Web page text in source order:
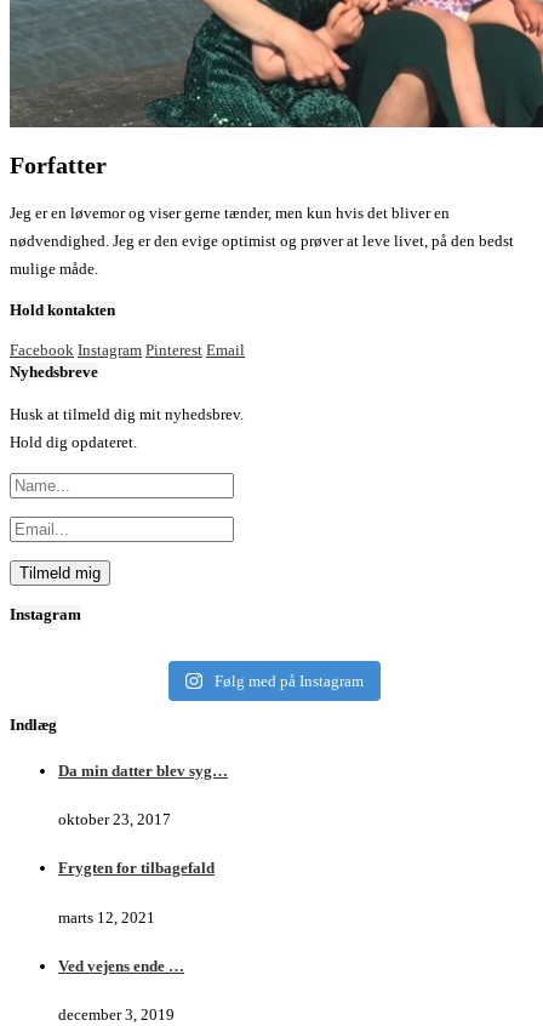
Forfatter
Jeg er en løvemor og viser gerne tænder, men kun hvis det bliver en
nødvendighed. Jeg er den evige optimist og prøver at leve livet, på den bedst
mulige måde.
Hold kontakten
Facebook Instagram Pinterest Email
Nyhedsbreve
Husk at tilmeld dig mit nyhedsbrev.
Hold dig opdateret.
Instagram
Følg med på Instagram
Indlæg
Da min datter blev syg…
oktober 23, 2017
Frygten for tilbagefald
marts 12, 2021
Ved vejens ende …
december 3, 2019